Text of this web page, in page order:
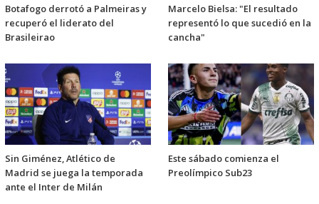
Botafogo derrotó a Palmeiras y
recuperó el liderato del
Brasileirao
Marcelo Bielsa: "El resultado
representó lo que sucedió en la
cancha"
Sin Giménez, Atlético de
Madrid se juega la temporada
ante el Inter de Milán
Este sábado comienza el
Preolímpico Sub23